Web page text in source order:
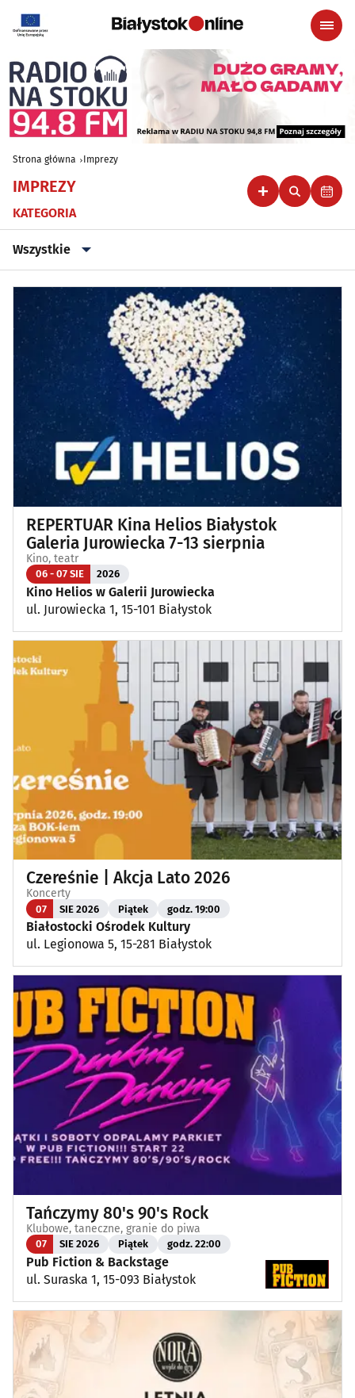
Strona główna Imprezy
IMPREZY
KATEGORIA
Wszystkie
Wszystkie
Klubowe, taneczne, granie do piwa(49)
Koncerty (89)
Koncerty muzyki poważnej(1)
Kino, teatr(115)
Wernisaże, wydarzenia artystyczne (4)
Wystawy(25)
Wydarzenia sportowe i rekreacyjne
Plenerowe, festyny (13)
Dla dzieci
(8)
Wykłady, pokazy, imprezy okolicznościowe (13)
Poza Białymstokiem (1)
REPERTUAR Kina Helios Białystok
Galeria Jurowiecka 7-13 sierpnia
Kino, teatr
06 - 07 SIE 2026
Kino Helios w Galerii Jurowiecka
ul. Jurowiecka 1, 15-101 Białystok
Czereśnie | Akcja Lato 2026
Koncerty
07 SIE 2026 Piątek godz. 19:00
Białostocki Ośrodek Kultury
ul. Legionowa 5, 15-281 Białystok
Tańczymy 80's 90's Rock
Klubowe, taneczne, granie do piwa
07 SIE 2026 Piątek godz. 22:00
Pub Fiction & Backstage
ul. Suraska 1, 15-093 Białystok